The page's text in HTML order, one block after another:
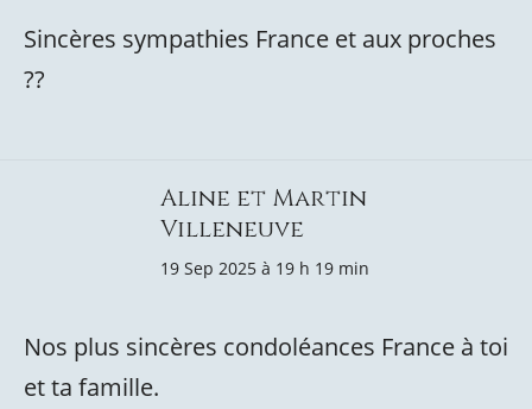
Sincères sympathies France et aux proches
??
Aline et Martin
Villeneuve
19 Sep 2025 à 19 h 19 min
Nos plus sincères condoléances France à toi
et ta famille.